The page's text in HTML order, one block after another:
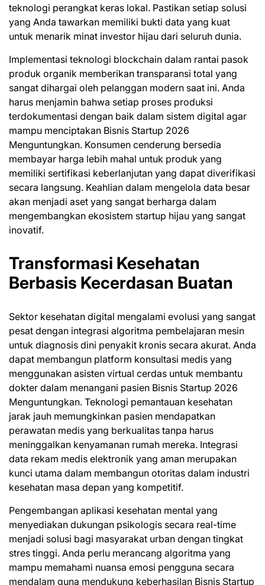
teknologi perangkat keras lokal. Pastikan setiap solusi
yang Anda tawarkan memiliki bukti data yang kuat
untuk menarik minat investor hijau dari seluruh dunia.
Implementasi teknologi blockchain dalam rantai pasok
produk organik memberikan transparansi total yang
sangat dihargai oleh pelanggan modern saat ini. Anda
harus menjamin bahwa setiap proses produksi
terdokumentasi dengan baik dalam sistem digital agar
mampu menciptakan Bisnis Startup 2026
Menguntungkan. Konsumen cenderung bersedia
membayar harga lebih mahal untuk produk yang
memiliki sertifikasi keberlanjutan yang dapat diverifikasi
secara langsung. Keahlian dalam mengelola data besar
akan menjadi aset yang sangat berharga dalam
mengembangkan ekosistem startup hijau yang sangat
inovatif.
Transformasi Kesehatan
Berbasis Kecerdasan Buatan
Sektor kesehatan digital mengalami evolusi yang sangat
pesat dengan integrasi algoritma pembelajaran mesin
untuk diagnosis dini penyakit kronis secara akurat. Anda
dapat membangun platform konsultasi medis yang
menggunakan asisten virtual cerdas untuk membantu
dokter dalam menangani pasien Bisnis Startup 2026
Menguntungkan. Teknologi pemantauan kesehatan
jarak jauh memungkinkan pasien mendapatkan
perawatan medis yang berkualitas tanpa harus
meninggalkan kenyamanan rumah mereka. Integrasi
data rekam medis elektronik yang aman merupakan
kunci utama dalam membangun otoritas dalam industri
kesehatan masa depan yang kompetitif.
Pengembangan aplikasi kesehatan mental yang
menyediakan dukungan psikologis secara real-time
menjadi solusi bagi masyarakat urban dengan tingkat
stres tinggi. Anda perlu merancang algoritma yang
mampu memahami nuansa emosi pengguna secara
mendalam guna mendukung keberhasilan Bisnis Startup